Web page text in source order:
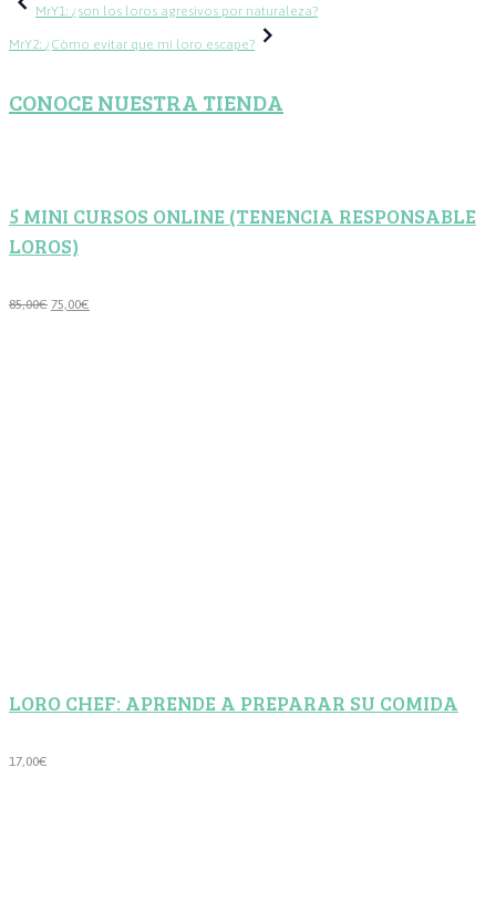
de
MrY1: ¿son los loros agresivos por naturaleza?
MrY2: ¿Cómo evitar que mi loro escape?
CONOCE NUESTRA TIENDA
5 MINI CURSOS ONLINE (TENENCIA RESPONSABLE
LOROS)
85,00€ El
75,00€
LORO CHEF: APRENDE A PREPARAR SU COMIDA
17,00€